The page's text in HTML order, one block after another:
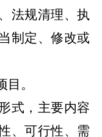
法规清理、执
制定、修改或
。
式，主要内容
、可行性、需